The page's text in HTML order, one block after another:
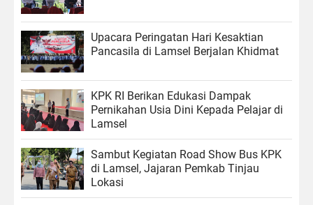
Upacara Peringatan Hari Kesaktian
Pancasila di Lamsel Berjalan Khidmat
KPK RI Berikan Edukasi Dampak
Pernikahan Usia Dini Kepada Pelajar di
Lamsel
Sambut Kegiatan Road Show Bus KPK
di Lamsel, Jajaran Pemkab Tinjau
Lokasi